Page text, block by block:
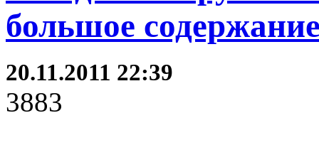
большое
20.11.2011 22:39
3883